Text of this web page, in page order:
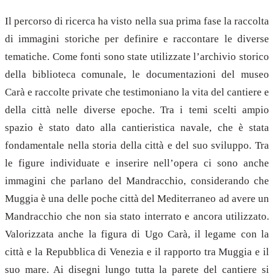
Il percorso di ricerca ha visto nella sua prima fase la raccolta
di immagini storiche per definire e raccontare le diverse
tematiche. Come fonti sono state utilizzate l’archivio storico
della biblioteca comunale, le documentazioni del museo
Carà e raccolte private che testimoniano la vita del cantiere e
della città nelle diverse epoche. Tra i temi scelti ampio
spazio è stato dato alla cantieristica navale, che è stata
fondamentale nella storia della città e del suo sviluppo. Tra
le figure individuate e inserire nell’opera ci sono anche
immagini che parlano del Mandracchio, considerando che
Muggia è una delle poche città del Mediterraneo ad avere un
Mandracchio che non sia stato interrato e ancora utilizzato.
Valorizzata anche la figura di Ugo Carà, il legame con la
città e la Repubblica di Venezia e il rapporto tra Muggia e il
suo mare. Ai disegni lungo tutta la parete del cantiere si